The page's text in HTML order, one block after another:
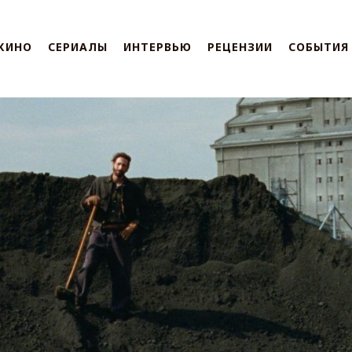
СЕРИАЛЫ ИНТЕРВЬЮ РЕЦЕНЗИИ СОБЫТИЯ